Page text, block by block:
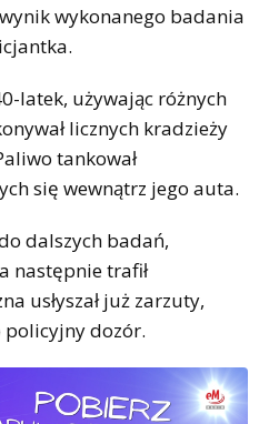
wykonanego badania
latek, używając różnych
licznych kradzieży
tankował
się wewnątrz jego auta.
dalszych badań,
następnie trafił
usłyszał już zarzuty,
policyjny dozór.